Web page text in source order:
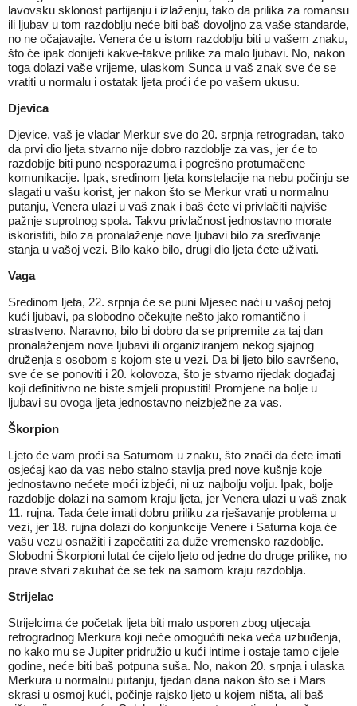
lavovsku sklonost partijanju i izlaženju, tako da prilika za romansu
ili ljubav u tom razdoblju neće biti baš dovoljno za vaše standarde,
no ne očajavajte. Venera će u istom razdoblju biti u vašem znaku,
što će ipak donijeti kakve-takve prilike za malo ljubavi. No, nakon
toga dolazi vaše vrijeme, ulaskom Sunca u vaš znak sve će se
vratiti u normalu i ostatak ljeta proći će po vašem ukusu.
Djevica
Djevice, vaš je vladar Merkur sve do 20. srpnja retrogradan, tako
da prvi dio ljeta stvarno nije dobro razdoblje za vas, jer će to
razdoblje biti puno nesporazuma i pogrešno protumačene
komunikacije. Ipak, sredinom ljeta konstelacije na nebu počinju se
slagati u vašu korist, jer nakon što se Merkur vrati u normalnu
putanju, Venera ulazi u vaš znak i baš ćete vi privlačiti najviše
pažnje suprotnog spola. Takvu privlačnost jednostavno morate
iskoristiti, bilo za pronalaženje nove ljubavi bilo za sređivanje
stanja u vašoj vezi. Bilo kako bilo, drugi dio ljeta ćete uživati.
Vaga
Sredinom ljeta, 22. srpnja će se puni Mjesec naći u vašoj petoj
kući ljubavi, pa slobodno očekujte nešto jako romantično i
strastveno. Naravno, bilo bi dobro da se pripremite za taj dan
pronalaženjem nove ljubavi ili organiziranjem nekog sjajnog
druženja s osobom s kojom ste u vezi. Da bi ljeto bilo savršeno,
sve će se ponoviti i 20. kolovoza, što je stvarno rijedak događaj
koji definitivno ne biste smjeli propustiti! Promjene na bolje u
ljubavi su ovoga ljeta jednostavno neizbježne za vas.
Škorpion
Ljeto će vam proći sa Saturnom u znaku, što znači da ćete imati
osjećaj kao da vas nebo stalno stavlja pred nove kušnje koje
jednostavno nećete moći izbjeći, ni uz najbolju volju. Ipak, bolje
razdoblje dolazi na samom kraju ljeta, jer Venera ulazi u vaš znak
11. rujna. Tada ćete imati dobru priliku za rješavanje problema u
vezi, jer 18. rujna dolazi do konjunkcije Venere i Saturna koja će
vašu vezu osnažiti i zapečatiti za duže vremensko razdoblje.
Slobodni Škorpioni lutat će cijelo ljeto od jedne do druge prilike, no
prave stvari zakuhat će se tek na samom kraju razdoblja.
Strijelac
Strijelcima će početak ljeta biti malo usporen zbog utjecaja
retrogradnog Merkura koji neće omogućiti neka veća uzbuđenja,
no kako mu se Jupiter pridružio u kući intime i ostaje tamo cijele
godine, neće biti baš potpuna suša. No, nakon 20. srpnja i ulaska
Merkura u normalnu putanju, tjedan dana nakon što se i Mars
skrasi u osmoj kući, počinje rajsko ljeto u kojem ništa, ali baš